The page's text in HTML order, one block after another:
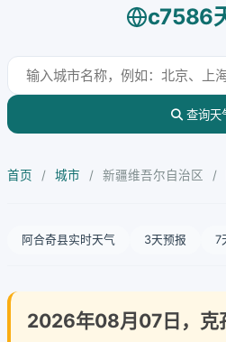
c7586
查询天
首页 / 城市 / 新疆维吾尔自治区 /
阿合奇县实时天气 3天预报 7
2026年08月07日，克